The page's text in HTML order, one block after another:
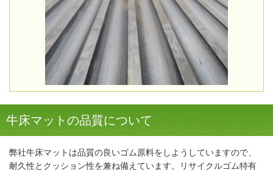
牛床マットの品質について
弊社牛床マットは品質の良いゴム原料をしようしていますので、
耐久性とクッション性を兼ね備えています。リサイクルゴム特有